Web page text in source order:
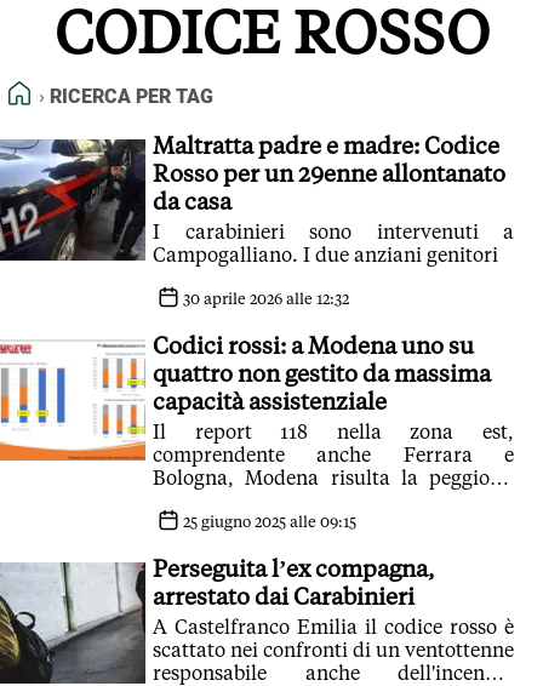
FEED RSS
NORMATIVE DEONTOLOGICHE
TERMINI e CONDIZIONI
CODICE ROSSO
HOME
RICERCA PER TAG
Maltratta padre e madre: Codice
Rosso per un 29enne allontanato
da casa
I carabinieri sono intervenuti a
Campogalliano. I due anziani genitori
30 aprile 2026 alle 12:32
Codici rossi: a Modena uno su
quattro non gestito da massima
capacità assistenziale
Il report 118 nella zona est,
comprendente anche Ferrara e
Bologna, Modena risulta la peggiore.
25 giugno 2025 alle 09:15
Perseguita l’ex compagna,
arrestato dai Carabinieri
A Castelfranco Emilia il codice rosso è
scattato nei confronti di un ventottenne
responsabile anche dell'incendio